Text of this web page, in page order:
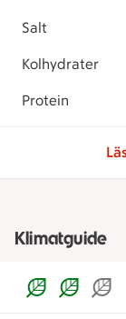
Salt
Kolhydrater
Protein
Klimatguide